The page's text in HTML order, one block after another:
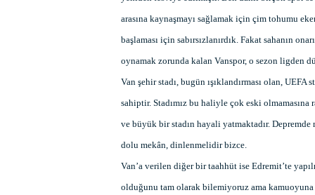
arasına kaynaşmayı sağlamak için çim tohumu
başlaması için sabırsızlanırdık. Fakat sahanın
oynamak zorunda kalan Vanspor, o sezon ligden
Van şehir stadı, bugün ışıklandırması olan,
sahiptir. Stadımız bu haliyle çok eski olmamasına
ve büyük bir stadın hayali yatmaktadır.
dolu mekân, dinlenmelidir bizce.
Van’a verilen diğer bir taahhüt ise Edremit’te
olduğunu tam olarak bilemiyoruz ama